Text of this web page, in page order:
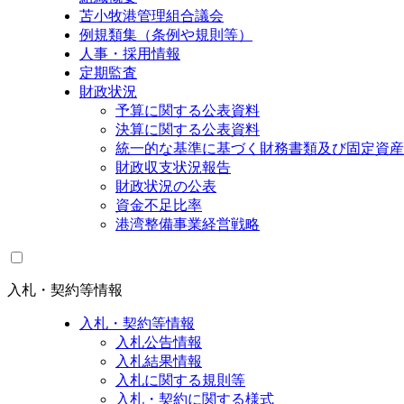
苫小牧港管理組合議会
例規類集（条例や規則等）
人事・採用情報
定期監査
財政状況
予算に関する公表資料
決算に関する公表資料
統一的な基準に基づく財務書類及び固定資
財政収支状況報告
財政状況の公表
資金不足比率
港湾整備事業経営戦略
入札・契約等情報
入札・契約等情報
入札公告情報
入札結果情報
入札に関する規則等
入札・契約に関する様式